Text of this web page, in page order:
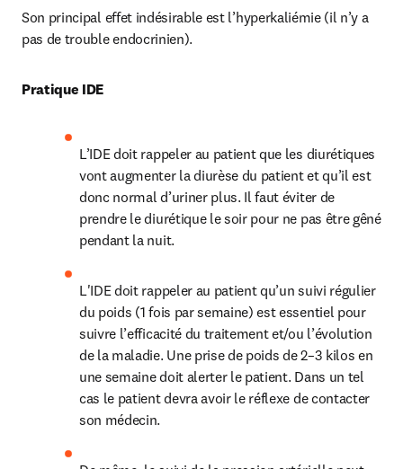
Son principal effet indésirable est l’hyperkaliémie (il n’y a
pas de trouble endocrinien).
Pratique IDE
L’IDE doit rappeler au patient que les diurétiques
vont augmenter la diurèse du patient et qu’il est
donc normal d’uriner plus. Il faut éviter de
prendre le diurétique le soir pour ne pas être gêné
pendant la nuit.
L'IDE doit rappeler au patient qu’un suivi régulier
du poids (1 fois par semaine) est essentiel pour
suivre l’efficacité du traitement et/ou l’évolution
de la maladie. Une prise de poids de 2–3 kilos en
une semaine doit alerter le patient. Dans un tel
cas le patient devra avoir le réflexe de contacter
son médecin.